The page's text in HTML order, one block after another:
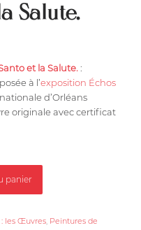
Salute.
et la Salute. :
à l’exposition Échos
d’Orléans
originale avec certificat
panier
: les Œuvres, Peintures de